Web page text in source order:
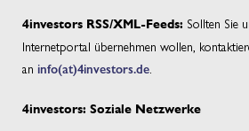
4investors RSS/XML-Feeds: Sollten Sie
Internetportal übernehmen wollen,
an info(at)4investors.de
4investors: Soziale Netzwerke